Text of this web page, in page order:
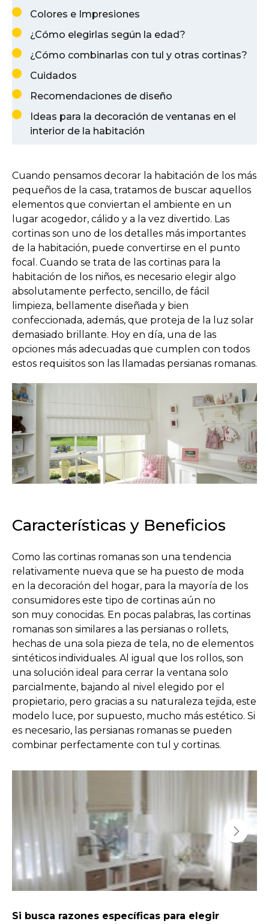
Colores e Impresiones
¿Cómo elegirlas según la edad?
¿Cómo combinarlas con tul y otras cortinas?
Cuidados
Recomendaciones de diseño
Ideas para la decoración de ventanas en el
interior de la habitación
Cuando pensamos decorar la habitación de los más
pequeños de la casa, tratamos de buscar aquellos
elementos que conviertan el ambiente en un
lugar acogedor, cálido y a la vez divertido. Las
cortinas son uno de los detalles más importantes
de la habitación, puede convertirse en el punto
focal. Cuando se trata de las cortinas para la
habitación de los niños, es necesario elegir algo
absolutamente perfecto, sencillo, de fácil
limpieza, bellamente diseñada y bien
confeccionada, además, que proteja de la luz solar
demasiado brillante. Hoy en día, una de las
opciones más adecuadas que cumplen con todos
estos requisitos son las llamadas persianas romanas.
Características y Beneficios
Como las cortinas romanas son una tendencia
relativamente nueva que se ha puesto de moda
en la decoración del hogar, para la mayoría de los
consumidores este tipo de cortinas aún no
son muy conocidas. En pocas palabras, las cortinas
romanas son similares a las persianas o rollets,
hechas de una sola pieza de tela, no de elementos
sintéticos individuales. Al igual que los rollos, son
una solución ideal para cerrar la ventana solo
parcialmente, bajando al nivel elegido por el
propietario, pero gracias a su naturaleza tejida, este
modelo luce, por supuesto, mucho más estético. Si
es necesario, las persianas romanas se pueden
combinar perfectamente con tul y cortinas.
Si busca razones específicas para elegir